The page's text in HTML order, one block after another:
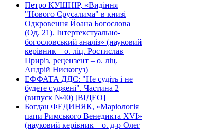
Петро КУШНІР, «Видіння
"Нового Єрусалима" в книзі
Одкровення Йоана Богослова
(Од. 21). Інтертекстуально-
богословський аналіз» (науковий
керівник – о. ліц. Ростислав
Приріз, рецензент – о. ліц.
Андрій Нискогуз)
ЕФФАТА ДДС: "Не судіть і не
будете суджені". Частина 2
(випуск №40) [ВІДЕО]
Богдан ФЕДИНЯК, «Маріологія
папи Римського Венедикта XVI»
(науковий керівник – о. д-р Олег